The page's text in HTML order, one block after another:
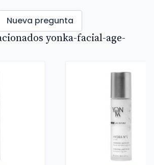
Nueva pregunta
yonka-facial-age-